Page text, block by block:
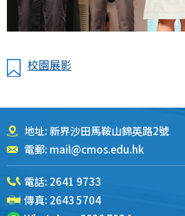
校園展影
地址: 新界沙田馬鞍山錦英路2號
電郵: mail@cmos.edu.hk
電話: 2641 9733
傳真: 2643 5704